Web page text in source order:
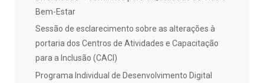
Bem-Estar
Sessão de esclarecimento sobre as alterações à
portaria dos Centros de Atividades e Capacitação
para a Inclusão (CACI)
Programa Individual de Desenvolvimento Digital